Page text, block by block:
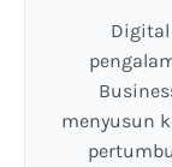
menyusun